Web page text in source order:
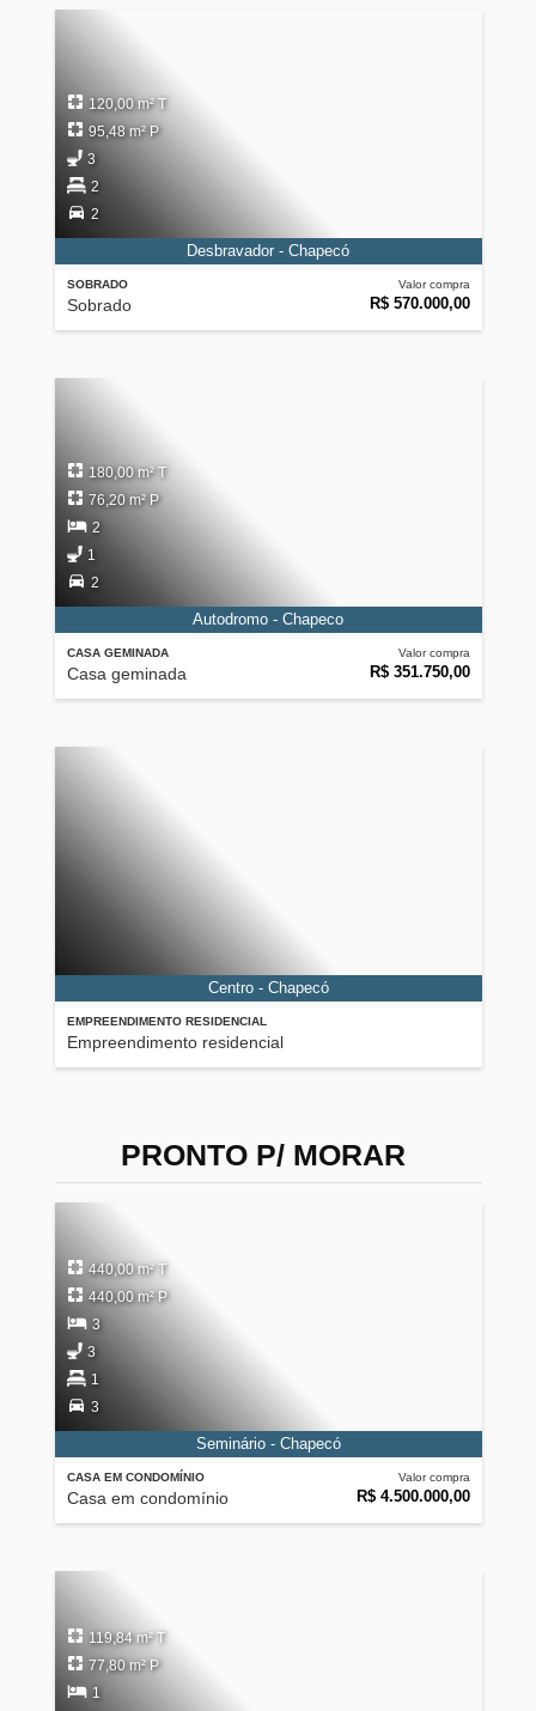
SOBRADO
Sobrado
Valor compra
R$ 570.000,00
120,00 m² T
95,48 m² P
3
2
2
Desbravador - Chapecó
CASA GEMINADA
Casa geminada
Valor compra
R$ 351.750,00
180,00 m² T
76,20 m² P
2
1
2
Autodromo - Chapeco
EMPREENDIMENTO RESIDENCIAL
Empreendimento residencial
Centro - Chapecó
PRONTO P/ MORAR
CASA EM CONDOMÍNIO
Casa em condomínio
Valor compra
R$ 4.500.000,00
440,00 m² T
440,00 m² P
3
3
1
3
Seminário - Chapecó
119,84 m² T
77,80 m² P
1